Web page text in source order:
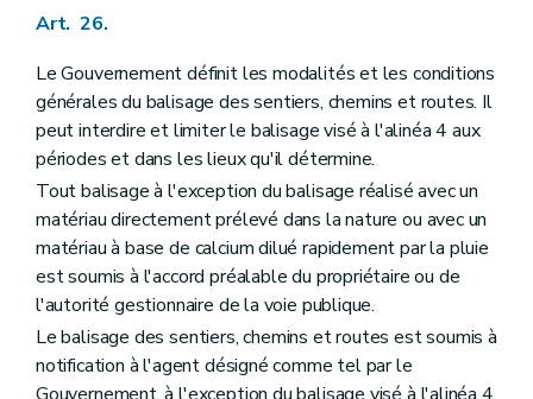
Art. 26.
Le Gouvernement définit les modalités et les conditions
générales du balisage des sentiers, chemins et routes. Il
peut interdire et limiter le balisage visé à l'alinéa 4 aux
périodes et dans les lieux qu'il détermine.
Tout balisage à l'exception du balisage réalisé avec un
matériau directement prélevé dans la nature ou avec un
matériau à base de calcium dilué rapidement par la pluie
est soumis à l'accord préalable du propriétaire ou de
l'autorité gestionnaire de la voie publique.
Le balisage des sentiers, chemins et routes est soumis à
notification à l'agent désigné comme tel par le